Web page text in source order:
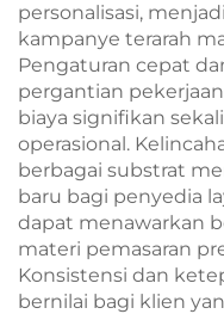
personalisasi,
kampanye terarah
Pengaturan cepat
pergantian
biaya signifikan
operasional.
berbagai substrat
baru bagi penyedia
dapat menawarkan
materi pemasaran
Konsistensi dan
bernilai bagi klien